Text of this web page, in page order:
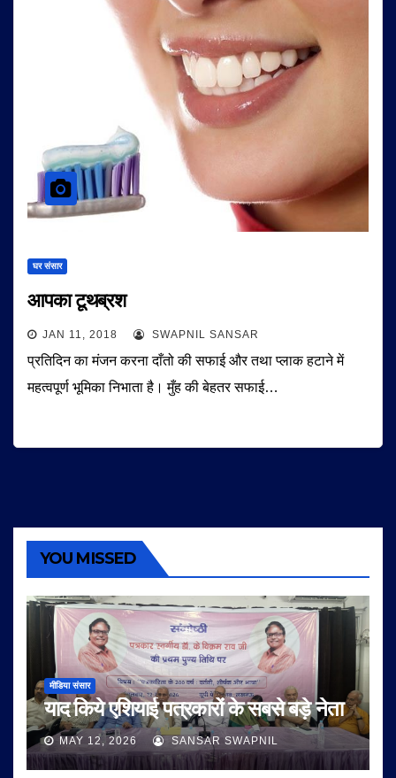
घर संसार
आपका टूथब्रश
JAN 11, 2018 SWAPNIL SANSAR
प्रतिदिन का मंजन करना दाँतो की सफाई और तथा प्लाक हटाने में
महत्वपूर्ण भूमिका निभाता है। मुँह की बेहतर सफाई…
YOU MISSED
मीडिया संसार
याद किये एशियाई पत्रकारों के सबसे बड़े नेता
MAY 12, 2026 SANSAR SWAPNIL